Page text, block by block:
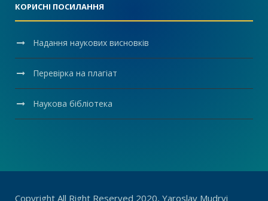
КОРИСНІ ПОСИЛАННЯ
Надання наукових висновків
Перевірка на плагіат
Наукова бібліотека
Copyright All Right Reserved 2020, Yaroslav Mudryi